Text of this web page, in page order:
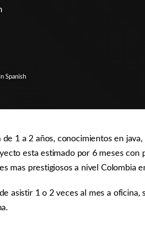
Spanish
1 a 2 años, conocimientos en
esta estimado por 6 meses con
mas prestigiosos a nivel Colombia
asistir 1 o 2 veces al mes a oficina,